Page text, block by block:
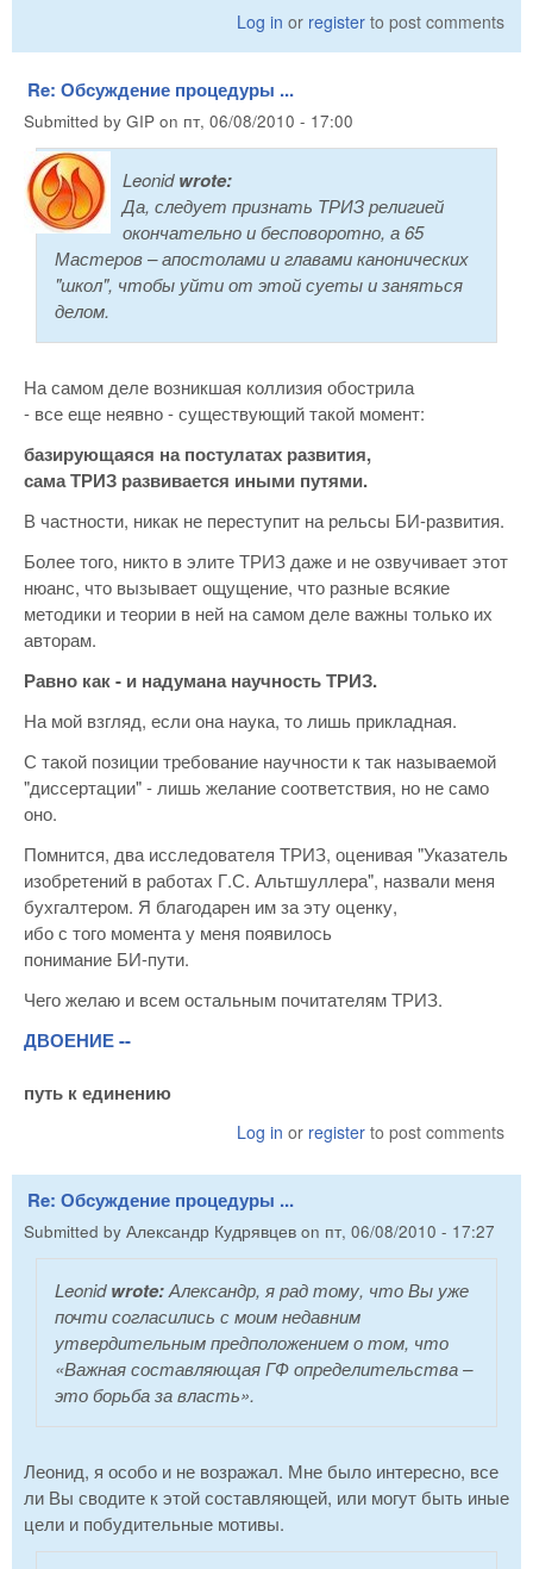
Log in or register to post comments
Re: Обсуждение процедуры ...
Submitted by GIP on пт, 06/08/2010 - 17:00
Leonidwrote:
Да, следует признать ТРИЗ религией
окончательно и бесповоротно, а 65
Мастеров – апостолами и главами канонических
"школ", чтобы уйти от этой суеты и заняться
делом.
На самом деле возникшая коллизия обострила
- все еще неявно - существующий такой момент:
базирующаяся на постулатах развития,
сама ТРИЗ развивается иными путями.
В частности, никак не переступит на рельсы БИ-развития.
Более того, никто в элите ТРИЗ даже и не озвучивает этот
нюанс, что вызывает ощущение, что разные всякие
методики и теории в ней на самом деле важны только их
авторам.
Равно как - и надумана научность ТРИЗ.
На мой взгляд, если она наука, то лишь прикладная.
С такой позиции требование научности к так называемой
"диссертации" - лишь желание соответствия, но не само
оно.
Помнится, два исследователя ТРИЗ, оценивая "Указатель
изобретений в работах Г.С. Альтшуллера", назвали меня
бухгалтером. Я благодарен им за эту оценку,
ибо с того момента у меня появилось
понимание БИ-пути.
Чего желаю и всем остальным почитателям ТРИЗ.
ДВОЕНИЕ --
путь к единению
Log in or register to post comments
Re: Обсуждение процедуры ...
Submitted by Александр Кудрявцев on пт, 06/08/2010 - 17:27
Leonidwrote:Александр, я рад тому, что Вы уже
почти согласились с моим недавним
утвердительным предположением о том, что
«Важная составляющая ГФ определительства –
это борьба за власть».
Леонид, я особо и не возражал. Мне было интересно, все
ли Вы сводите к этой составляющей, или могут быть иные
цели и побудительные мотивы.